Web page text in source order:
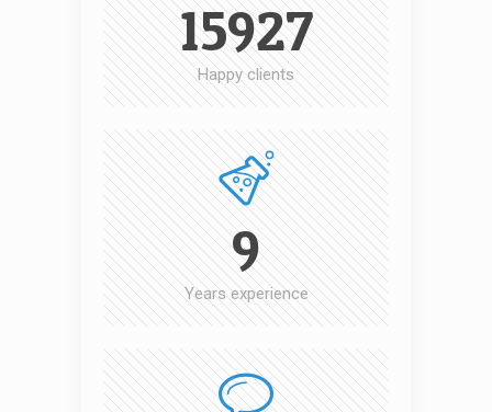
15927
Happy clients
9
Years experience